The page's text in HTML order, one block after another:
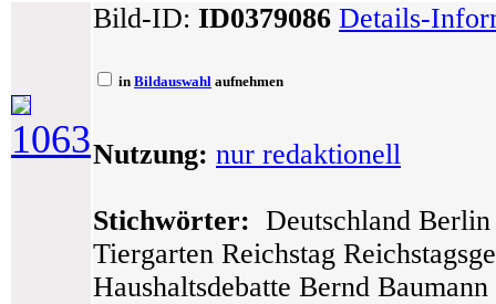
1063
Bild-ID: ID0379086 Details-
in Bildauswahl aufnehmen
Nutzung: nur redaktionell
Stichwörter: Deutschland
Tiergarten Reichstag
Haushaltsdebatte Bernd Baumann